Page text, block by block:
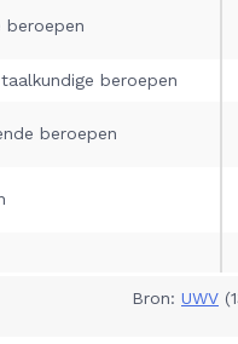
Bron: UWV